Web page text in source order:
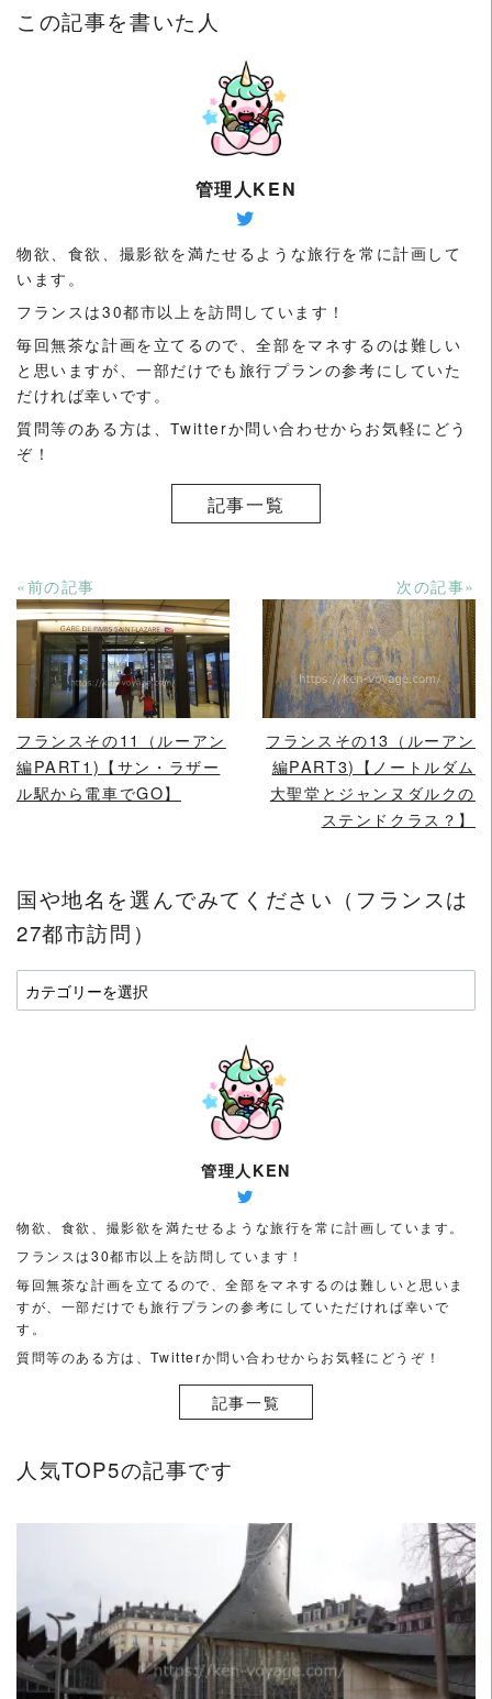
この記事を書いた人
管理人KEN
物欲、食欲、撮影欲を満たせるような旅行を常に計画して
います。
フランスは30都市以上を訪問しています！
毎回無茶な計画を立てるので、全部をマネするのは難しい
と思いますが、一部だけでも旅行プランの参考にしていた
だければ幸いです。
質問等のある方は、Twitterか問い合わせからお気軽にどう
ぞ！
記事一覧
«前の記事
READ MORE
フランスその11（ルーアン
編PART1)【サン・ラザー
ル駅から電車でGO】
次の記事»
READ MORE
フランスその13（ルーアン
編PART3)【ノートルダム
大聖堂とジャンヌダルクの
ステンドクラス？】
国や地名を選んでみてください（フランスは
27都市訪問）
国
や
て
く
だ
さ
い
（フ
は
27
管理人KEN
物欲、食欲、撮影欲を満たせるような旅行を常に計画しています。
フランスは30都市以上を訪問しています！
毎回無茶な計画を立てるので、全部をマネするのは難しいと思いま
すが、一部だけでも旅行プランの参考にしていただければ幸いで
す。
質問等のある方は、Twitterか問い合わせからお気軽にどうぞ！
記事一覧
人気TOP5の記事です
READ MORE